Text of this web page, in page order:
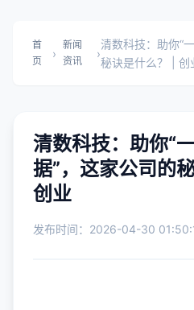
首
页
›
新闻
资讯
›
清数科技：助你“
秘诀是什么？ | 创
清数科技：助你“
据”，这家公司的
创业
发布时间：2026-04-30